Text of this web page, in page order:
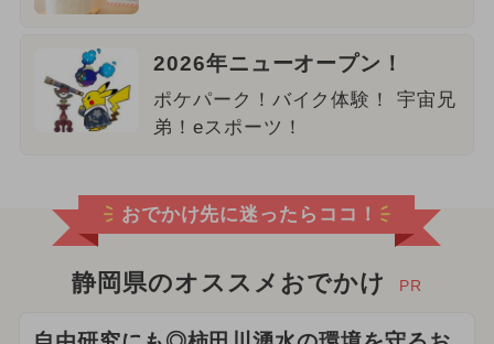
2026年ニューオープン！
ポケパーク！バイク体験！ 宇宙兄
弟！eスポーツ！
おでかけ先に迷ったらココ！
静岡県のオススメおでかけ PR